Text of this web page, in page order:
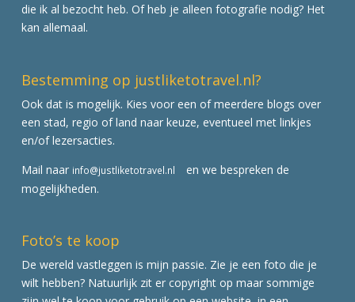
die ik al bezocht heb. Of heb je alleen fotografie nodig? Het
kan allemaal.
Bestemming op justliketotravel.nl?
Ook dat is mogelijk. Kies voor een of meerdere blogs over
een stad, regio of land naar keuze, eventueel met linkjes
en/of lezersacties.
Mail naar info@justliketotravel.nl
en we bespreken de
mogelijkheden.
Foto’s te koop
De wereld vastleggen is mijn passie. Zie je een foto die je
wilt hebben? Natuurlijk zit er copyright op maar sommige